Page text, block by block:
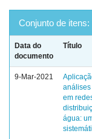
Conjunto de itens:
Data do
documento
Título
9-Mar-2021
análises
em
água: